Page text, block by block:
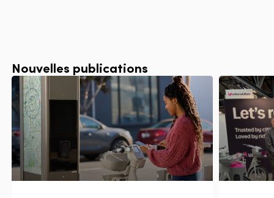
Nouvelles publications